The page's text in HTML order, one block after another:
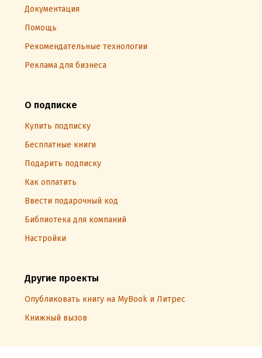
Документация
Помощь
Рекомендательные технологии
Реклама для бизнеса
О подписке
Купить подписку
Бесплатные книги
Подарить подписку
Как оплатить
Ввести подарочный код
Библиотека для компаний
Настройки
Другие проекты
Опубликовать книгу на MyBook и Литрес
Книжный вызов